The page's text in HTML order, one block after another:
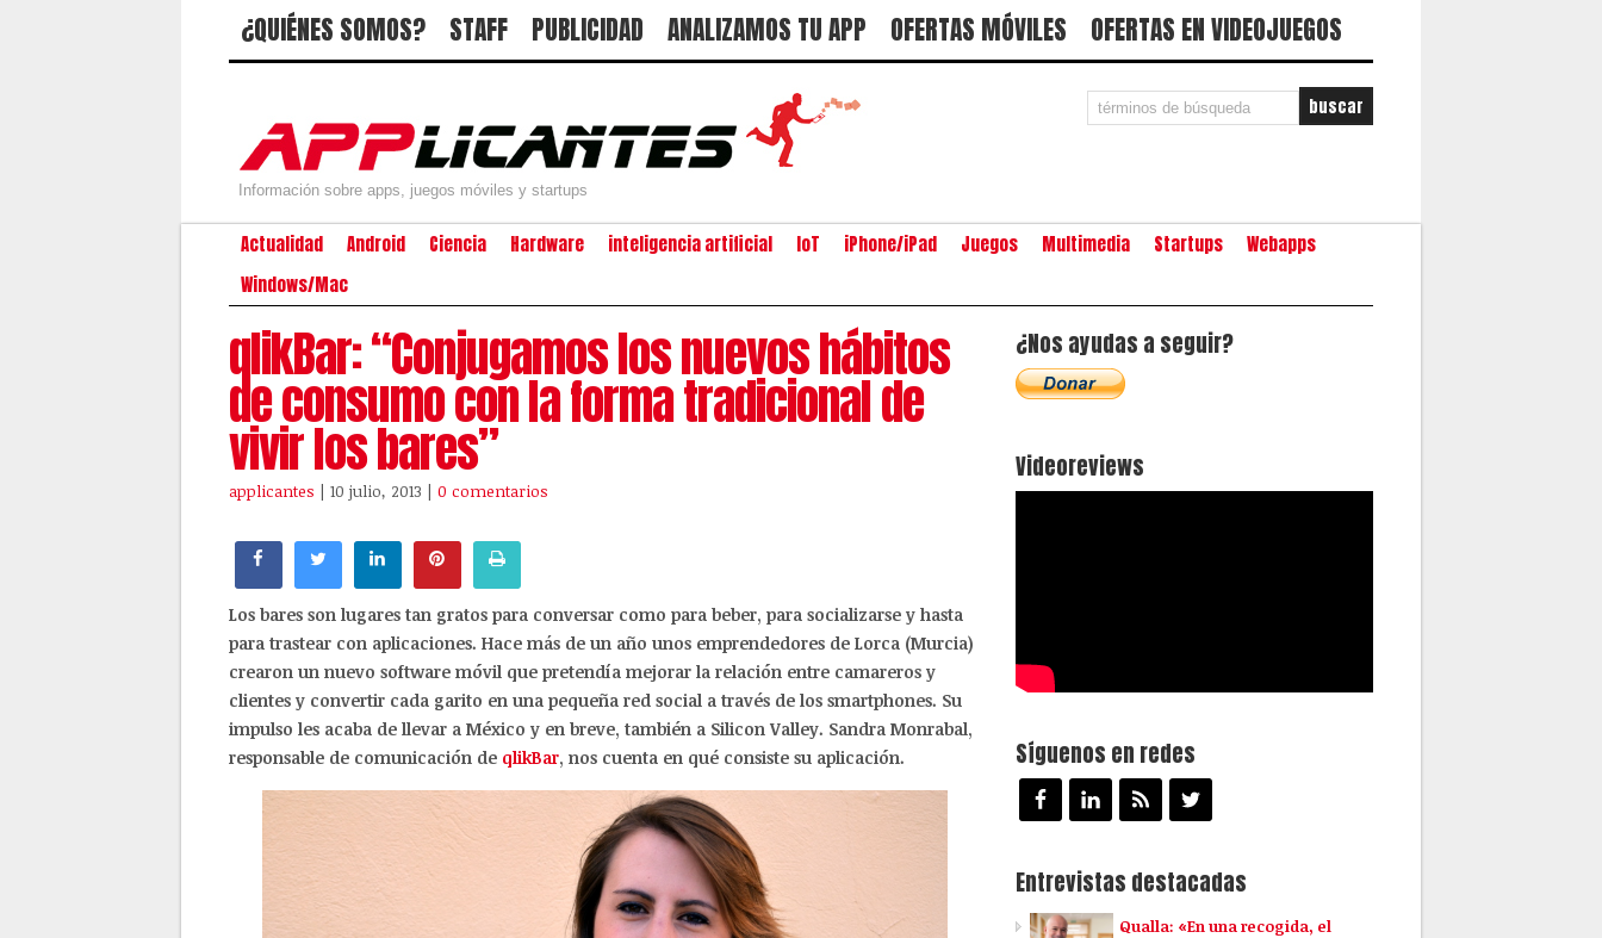
¿QUIÉNES SOMOS? STAFF PUBLICIDAD ANALIZAMOS TU APP OFERTAS MÓVILES OFERTAS EN VIDEOJUEGOS
Información sobre apps, juegos móviles y startups
Actualidad Android Ciencia Hardware inteligencia artificial IoT iPhone/iPad Juegos Multimedia Startups
Webapps
Windows/Mac
qlikBar: “Conjugamos los nuevos hábitos
de consumo con la forma tradicional de
vivir los bares”
applicantes | 10 julio, 2013 | 0 comentarios
Los bares son lugares tan gratos para conversar como para beber, para socializarse y hasta
para trastear con aplicaciones. Hace más de un año unos emprendedores de Lorca (Murcia)
crearon un nuevo software móvil que pretendía mejorar la relación entre camareros y
clientes y convertir cada garito en una pequeña red social a través de los smartphones. Su
impulso les acaba de llevar a México y en breve, también a Silicon Valley. Sandra Monrabal,
responsable de comunicación de qlikBar, nos cuenta en qué consiste su aplicación.
¿Nos ayudas a seguir?
Videoreviews
Síguenos en redes
Entrevistas destacadas
Qualla: «En una recogida, el